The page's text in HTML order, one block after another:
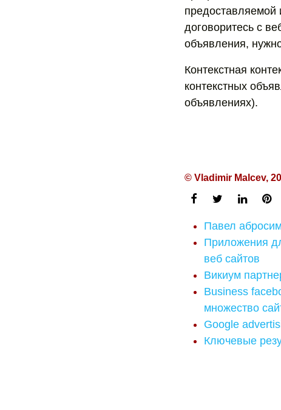
предоставляемой
договоритесь с
объявления,
Контекстная
контекстных
объявлениях).
© Vladimir Malcev,
Павел
Приложения
веб сайтов
Викиум
Business
множество
Google
Ключевые